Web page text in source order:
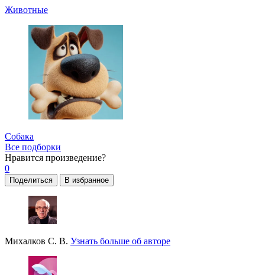
Животные
Собака
Все подборки
Нравится произведение?
0
Поделиться В избранное
Михалков С. В. Узнать больше об авторе